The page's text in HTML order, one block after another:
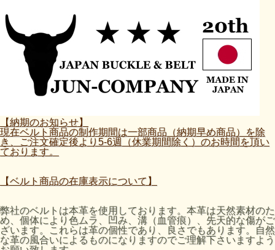
【納期のお知らせ】
現在ベルト商品の制作期間は一部商品（納期早め商品）を除
き、ご注文確定後より5-6週（休業期間除く）のお時間を頂い
ております。
【ベルト商品の在庫表示について】
弊社のベルトは本革を使用しております。本革は天然素材のた
め、個体により色ムラ、凹み、溝（血管痕）、先天的な傷がご
ざいます。これらは革の個性であり、良さでもあります。自然
な革の風合いによるものになりますのでご理解下さいますよう